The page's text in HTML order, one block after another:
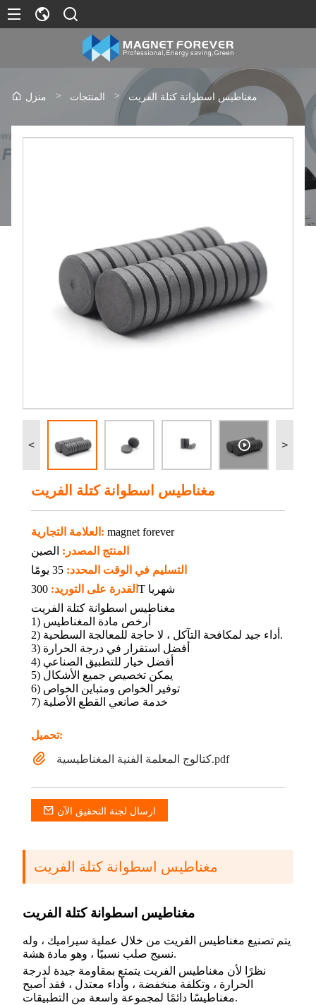
منزل > المنتجات > مغناطيس اسطوانة كتلة الفريت
< >
مغناطيس اسطوانة كتلة الفريت
العلامة التجارية: magnet forever
المنتج المصدر: الصين
التسليم في الوقت المحدد: 35 يومًا
القدرة على التوريد:
300T شهريا
مغناطيس اسطوانة كتلة الفريت
1) أرخص مادة المغناطيس
2) أداء جيد لمكافحة التآكل ، لا حاجة للمعالجة السطحية.
3) أفضل استقرار في درجة الحرارة
4) أفضل خيار للتطبيق الصناعي
5) يمكن تخصيص جميع الأشكال
6) توفير الخواص ومتباين الخواص
7) خدمة صانعي القطع الأصلية
تحميل:
كتالوج المعلمة الفنية المغناطيسية.pdf
ارسال لجنة التحقيق الآن
مغناطيس اسطوانة كتلة الفريت
مغناطيس اسطوانة كتلة الفريت
يتم تصنيع مغناطيس الفريت من خلال عملية سيراميك ، وله
نسيج صلب نسبيًا ، وهو مادة هشة.
نظرًا لأن مغناطيس الفريت يتمتع بمقاومة جيدة لدرجة
الحرارة ، وتكلفة منخفضة ، وأداء معتدل ، فقد أصبح
مغناطيسًا دائمًا لمجموعة واسعة من التطبيقات.